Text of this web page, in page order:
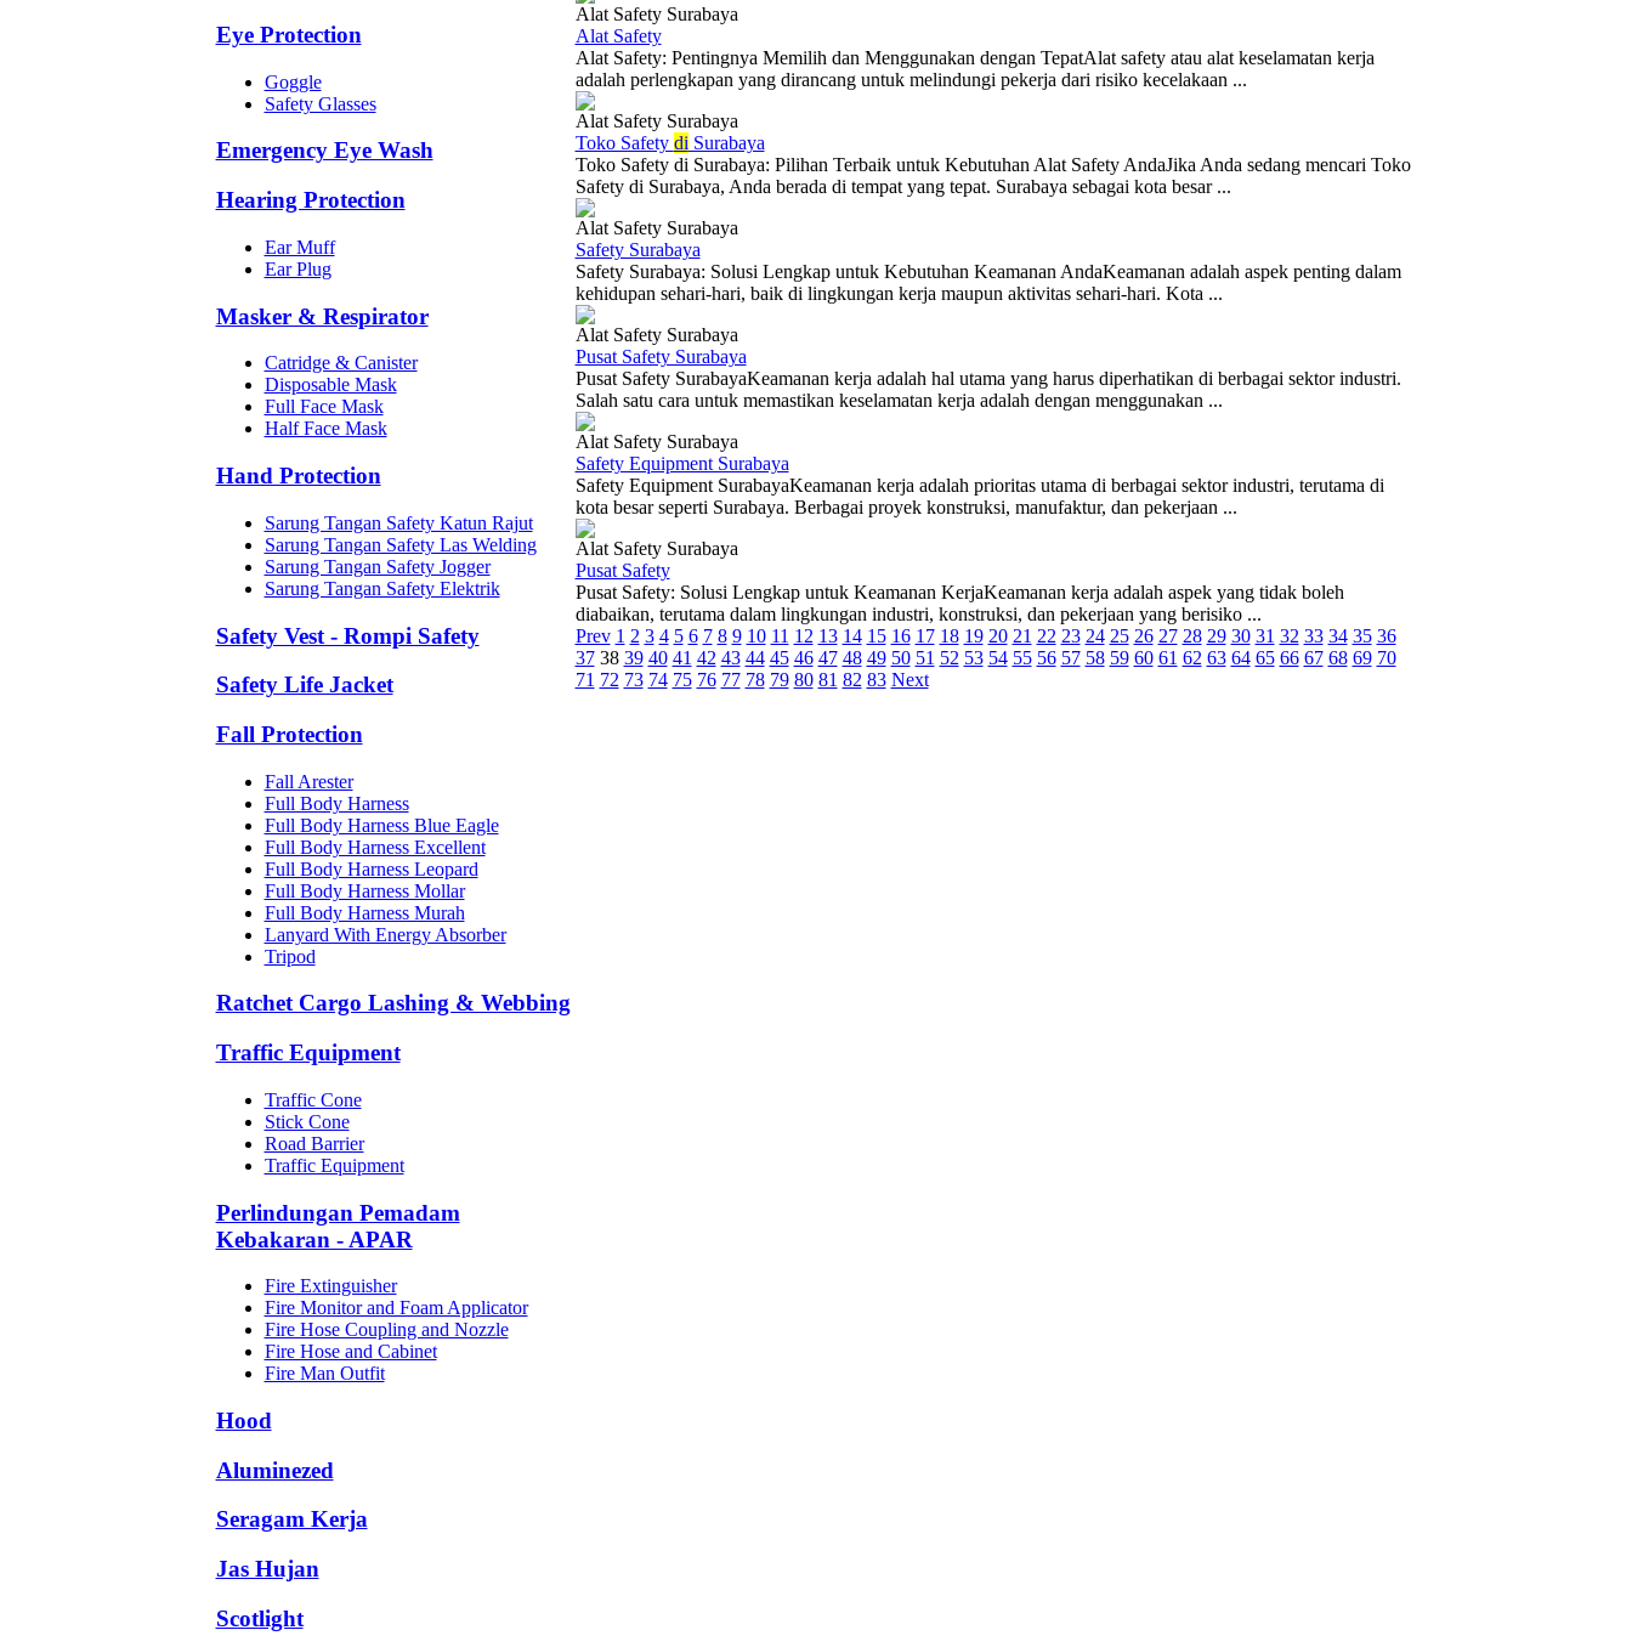
Eye Protection
Goggle
Safety Glasses
Emergency Eye Wash
Hearing Protection
Ear Muff
Ear Plug
Masker & Respirator
Catridge & Canister
Disposable Mask
Full Face Mask
Half Face Mask
Hand Protection
Sarung Tangan Safety Katun Rajut
Sarung Tangan Safety Las Welding
Sarung Tangan Safety Jogger
Sarung Tangan Safety Elektrik
Safety Vest - Rompi Safety
Safety Life Jacket
Fall Protection
Fall Arester
Full Body Harness
Full Body Harness Blue Eagle
Full Body Harness Excellent
Full Body Harness Leopard
Full Body Harness Mollar
Full Body Harness Murah
Lanyard With Energy Absorber
Tripod
Ratchet Cargo Lashing & Webbing
Traffic Equipment
Traffic Cone
Stick Cone
Road Barrier
Traffic Equipment
Perlindungan Pemadam
Kebakaran - APAR
Fire Extinguisher
Fire Monitor and Foam Applicator
Fire Hose Coupling and Nozzle
Fire Hose and Cabinet
Fire Man Outfit
Hood
Aluminezed
Seragam Kerja
Jas Hujan
Scotlight
Alat Safety Surabaya
Alat Safety
Alat Safety: Pentingnya Memilih dan Menggunakan dengan TepatAlat safety atau alat keselamatan kerja
adalah perlengkapan yang dirancang untuk melindungi pekerja dari risiko kecelakaan ...
Alat Safety Surabaya
Toko Safety di Surabaya
Toko Safety di Surabaya: Pilihan Terbaik untuk Kebutuhan Alat Safety AndaJika Anda sedang mencari Toko
Safety di Surabaya, Anda berada di tempat yang tepat. Surabaya sebagai kota besar ...
Alat Safety Surabaya
Safety Surabaya
Safety Surabaya: Solusi Lengkap untuk Kebutuhan Keamanan AndaKeamanan adalah aspek penting dalam
kehidupan sehari-hari, baik di lingkungan kerja maupun aktivitas sehari-hari. Kota ...
Alat Safety Surabaya
Pusat Safety Surabaya
Pusat Safety SurabayaKeamanan kerja adalah hal utama yang harus diperhatikan di berbagai sektor industri.
Salah satu cara untuk memastikan keselamatan kerja adalah dengan menggunakan ...
Alat Safety Surabaya
Safety Equipment Surabaya
Safety Equipment SurabayaKeamanan kerja adalah prioritas utama di berbagai sektor industri, terutama di
kota besar seperti Surabaya. Berbagai proyek konstruksi, manufaktur, dan pekerjaan ...
Alat Safety Surabaya
Pusat Safety
Pusat Safety: Solusi Lengkap untuk Keamanan KerjaKeamanan kerja adalah aspek yang tidak boleh
diabaikan, terutama dalam lingkungan industri, konstruksi, dan pekerjaan yang berisiko ...
Prev 1 2 3 4 5 6 7 8 9 10 11 12 13 14 15 16 17 18 19 20 21 22 23 24 25 26 27 28 29 30 31 32 33 34 35 36
37 38 39 40 41 42 43 44 45 46 47 48 49 50 51 52 53 54 55 56 57 58 59 60 61 62 63 64 65 66 67 68 69 70
71 72 73 74 75 76 77 78 79 80 81 82 83 Next